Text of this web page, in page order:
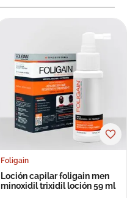
Foligain
Loción capilar foligain men
minoxidil trixidil loción 59 ml